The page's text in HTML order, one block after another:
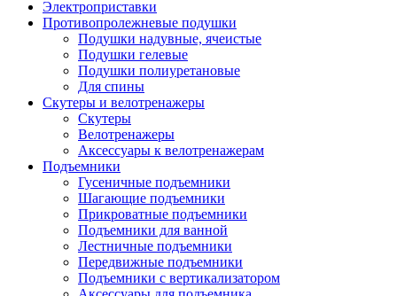
Электроприставки
Противопролежневые подушки
Подушки надувные, ячеистые
Подушки гелевые
Подушки полиуретановые
Для спины
Скутеры и велотренажеры
Скутеры
Велотренажеры
Аксессуары к велотренажерам
Подъемники
Гусеничные подъемники
Шагающие подъемники
Прикроватные подъемники
Подъемники для ванной
Лестничные подъемники
Передвижные подъемники
Подъемники с вертикализатором